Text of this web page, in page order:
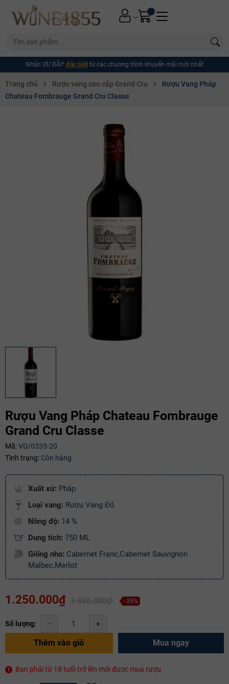
Nhận ƯU ĐÃI* đặc biệt từ các chương trình khuyến mãi mới nhất
Trang chủ Rượu vang cao cấp Grand Cru
Rượu Vang Pháp
Chateau Fombrauge Grand Cru Classe
Rượu Vang Pháp Chateau Fombrauge
Grand Cru Classe
Mã:VD/0335-20
Tình trạng: Còn hàng
Xuất xứ: Pháp
Loại vang: Rượu Vang Đỏ
Nồng độ: 14 %
Dung tích: 750 ML
Giống nho: Cabernet Franc,Cabernet Sauvignon
Malbec,Merlot
1.250.000₫ 1.936.000₫ - 35%
Số lượng: - +
Thêm vào giỏ Mua ngay
Bạn phải từ 18 tuổi trở lên mới được mua rượu
Mã giảm giá:
Ngày hết hạn:
Copy mã và nhập mã ở trang THANH TOÁN